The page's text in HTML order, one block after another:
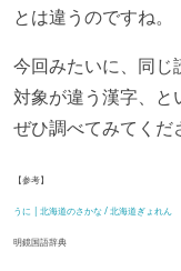
とは違うのですね。
今回みたいに、同じ
対象が違う漢字、
ぜひ調べてみてくだ
【参考】
うに | 北海道のさかな / 北海道ぎょれん
明鏡国語辞典